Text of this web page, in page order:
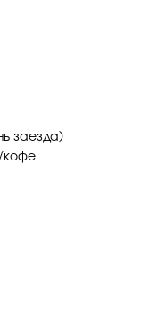
заезда)
кофе